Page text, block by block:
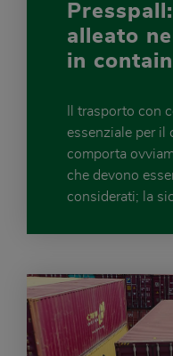
alleato
in
Il trasporto con
essenziale per il
comporta
che devono
considerati; la